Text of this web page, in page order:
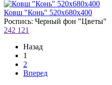
Ковш "Конь" 520х680х400
Роспись: Черный фон "Цветы"
242 121
Назад
1
2
Вперед